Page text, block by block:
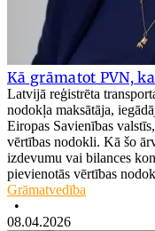
Kā grāmatot PVN,
Latvijā reģistrēta
nodokļa maksātāja,
Eiropas Savienības
vērtības nodokli. Kā šo
izdevumu vai bilances
pievienotās vērtības
Grāmatvedība
•
08.04.2026